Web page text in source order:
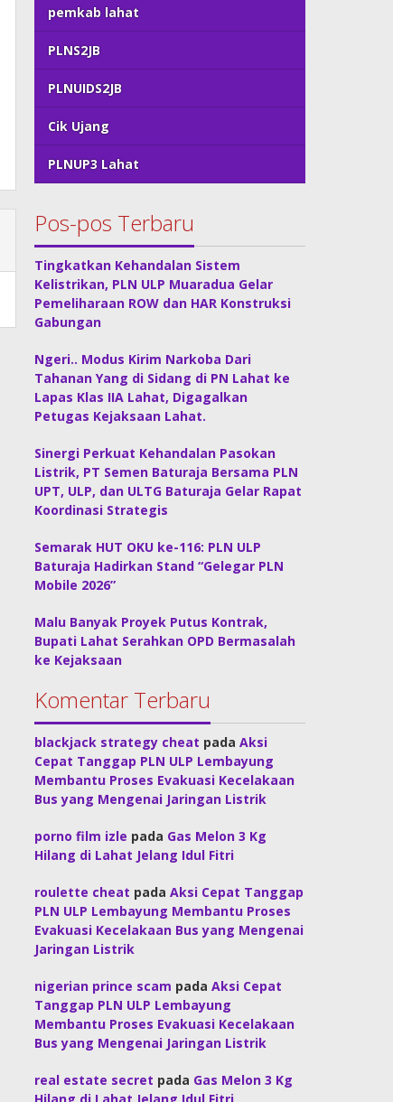
pemkab lahat
PLNS2JB
PLNUIDS2JB
Cik Ujang
PLNUP3 Lahat
Pos-pos Terbaru
Tingkatkan Kehandalan Sistem
Kelistrikan, PLN ULP Muaradua Gelar
Pemeliharaan ROW dan HAR Konstruksi
Gabungan
Ngeri.. Modus Kirim Narkoba Dari
Tahanan Yang di Sidang di PN Lahat ke
Lapas Klas IIA Lahat, Digagalkan
Petugas Kejaksaan Lahat.
Sinergi Perkuat Kehandalan Pasokan
Listrik, PT Semen Baturaja Bersama PLN
UPT, ULP, dan ULTG Baturaja Gelar Rapat
Koordinasi Strategis
Semarak HUT OKU ke-116: PLN ULP
Baturaja Hadirkan Stand “Gelegar PLN
Mobile 2026”
Malu Banyak Proyek Putus Kontrak,
Bupati Lahat Serahkan OPD Bermasalah
ke Kejaksaan
Komentar Terbaru
blackjack strategy cheat padaAksi
Cepat Tanggap PLN ULP Lembayung
Membantu Proses Evakuasi Kecelakaan
Bus yang Mengenai Jaringan Listrik
porno film izle pada Gas Melon 3 Kg
Hilang di Lahat Jelang Idul Fitri
roulette cheat padaAksi Cepat Tanggap
PLN ULP Lembayung Membantu Proses
Evakuasi Kecelakaan Bus yang Mengenai
Jaringan Listrik
nigerian prince scam padaAksi Cepat
Tanggap PLN ULP Lembayung
Membantu Proses Evakuasi Kecelakaan
Bus yang Mengenai Jaringan Listrik
real estate secret pada Gas Melon 3 Kg